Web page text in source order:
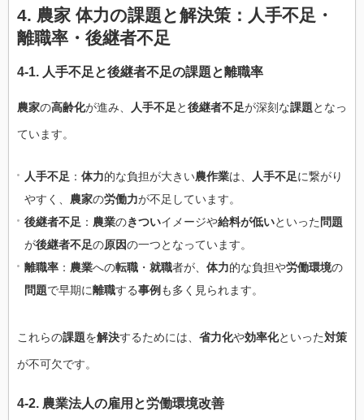
4. 農家 体力の課題と解決策 ： 人手不足 ・
離職率 ・ 後継者不足
4-1. 人手不足 と後継者不足の課題と離職率
農家の高齢化が進み、 人手不足と後継者不足が深刻な課題となっ
ています。
人手不足 ： 体力的な負担が大きい農作業は、 人手不足に繋がり
やすく、 農家の労働力が不足しています。
後継者不足 ： 農業のきついイメージや給料が低いといった 問題
が後継者不足の原因の一つとなっています。
離職率 ： 農業への転職 ・ 就職者が、 体力的な負担や労働環境の
問題で早期に離職する事例 も多く見られます。
これらの課題を解決するためには、 省力化や効率化といった対策
が不可欠です。
4-2. 農業法人の雇用 と労働環境改善